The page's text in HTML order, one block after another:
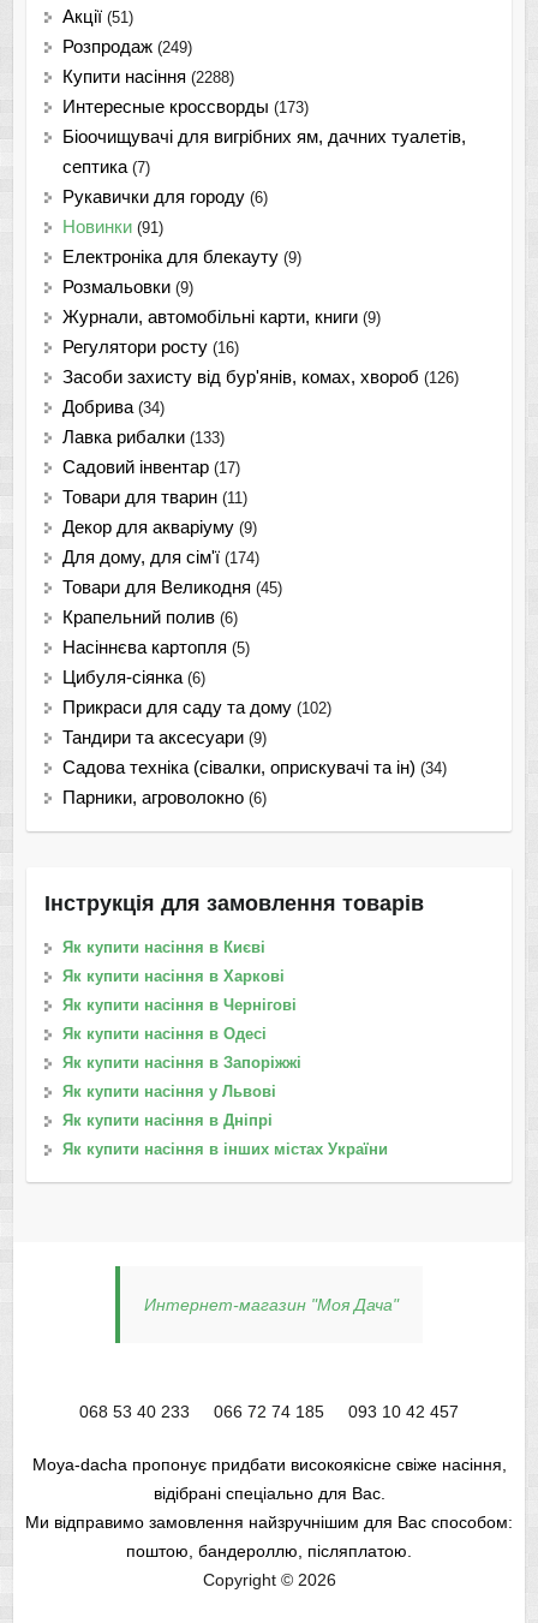
Акції (51)
Розпродаж (249)
Купити насіння (2288)
Интересные кроссворды (173)
Біоочищувачі для вигрібних ям, дачних туалетів,
септика (7)
Рукавички для городу (6)
Новинки (91)
Електроніка для блекауту (9)
Розмальовки (9)
Журнали, автомобільні карти, книги (9)
Регулятори росту (16)
Засоби захисту від бур'янів, комах, хвороб (126)
Добрива (34)
Лавка рибалки (133)
Садовий інвентар (17)
Товари для тварин (11)
Декор для акваріуму (9)
Для дому, для сім'ї (174)
Товари для Великодня (45)
Крапельний полив (6)
Насіннєва картопля (5)
Цибуля-сіянка (6)
Прикраси для саду та дому (102)
Тандири та аксесуари (9)
Садова техніка (сівалки, оприскувачі та ін) (34)
Парники, агроволокно (6)
Інструкція для замовлення товарів
Як купити насіння в Києві
Як купити насіння в Харкові
Як купити насіння в Чернігові
Як купити насіння в Одесі
Як купити насіння в Запоріжжі
Як купити насіння у Львові
Як купити насіння в Дніпрі
Як купити насіння в інших містах України
Интернет-магазин "Моя Дача"
068 53 40 233 066 72 74 185 093 10 42 457
Moya-dacha пропонує придбати високоякісне свіже насіння,
відібрані спеціально для Вас.
Ми відправимо замовлення найзручнішим для Вас способом:
поштою, бандероллю, післяплатою.
Copyright © 2026